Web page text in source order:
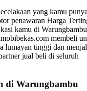
yang kamu
penawaran Harga
kamu di
membeli
lumayan tinggi dan
jual beli di seluruh
di Warungbambu